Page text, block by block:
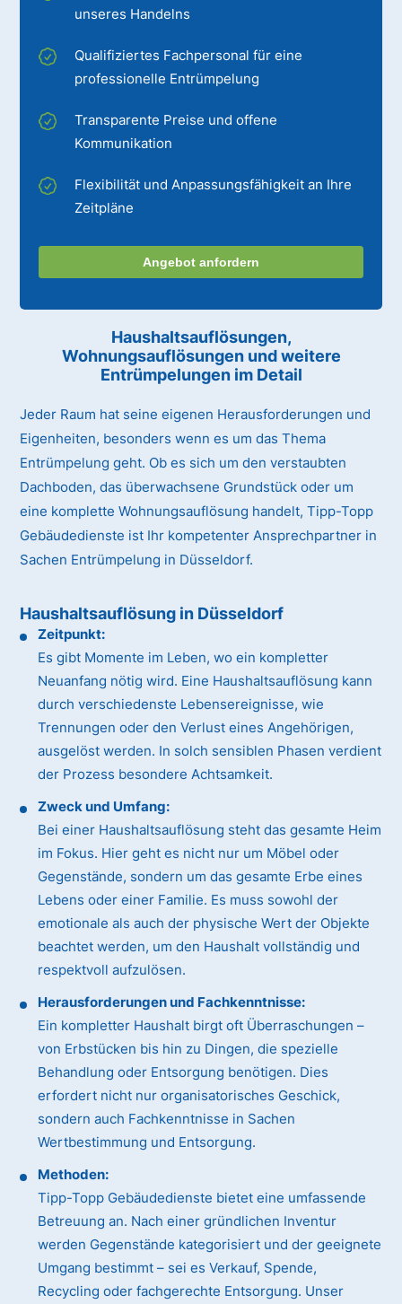
unseres Handelns
Qualifiziertes Fachpersonal für eine
professionelle Entrümpelung
Transparente Preise und offene
Kommunikation
Flexibilität und Anpassungsfähigkeit an Ihre
Zeitpläne
Angebot anfordern
Haushaltsauflösungen,
Wohnungsauflösungen und weitere
Entrümpelungen im Detail
Jeder Raum hat seine eigenen Herausforderungen und
Eigenheiten, besonders wenn es um das Thema
Entrümpelung geht. Ob es sich um den verstaubten
Dachboden, das überwachsene Grundstück oder um
eine komplette Wohnungsauflösung handelt, Tipp-Topp
Gebäudedienste ist Ihr kompetenter Ansprechpartner in
Sachen Entrümpelung in Düsseldorf.
Haushaltsauflösung in Düsseldorf
Zeitpunkt:
Es gibt Momente im Leben, wo ein kompletter
Neuanfang nötig wird. Eine Haushaltsauflösung kann
durch verschiedenste Lebensereignisse, wie
Trennungen oder den Verlust eines Angehörigen,
ausgelöst werden. In solch sensiblen Phasen verdient
der Prozess besondere Achtsamkeit.
Zweck und Umfang:
Bei einer Haushaltsauflösung steht das gesamte Heim
im Fokus. Hier geht es nicht nur um Möbel oder
Gegenstände, sondern um das gesamte Erbe eines
Lebens oder einer Familie. Es muss sowohl der
emotionale als auch der physische Wert der Objekte
beachtet werden, um den Haushalt vollständig und
respektvoll aufzulösen.
Herausforderungen und Fachkenntnisse:
Ein kompletter Haushalt birgt oft Überraschungen –
von Erbstücken bis hin zu Dingen, die spezielle
Behandlung oder Entsorgung benötigen. Dies
erfordert nicht nur organisatorisches Geschick,
sondern auch Fachkenntnisse in Sachen
Wertbestimmung und Entsorgung.
Methoden:
Tipp-Topp Gebäudedienste bietet eine umfassende
Betreuung an. Nach einer gründlichen Inventur
werden Gegenstände kategorisiert und der geeignete
Umgang bestimmt – sei es Verkauf, Spende,
Recycling oder fachgerechte Entsorgung. Unser